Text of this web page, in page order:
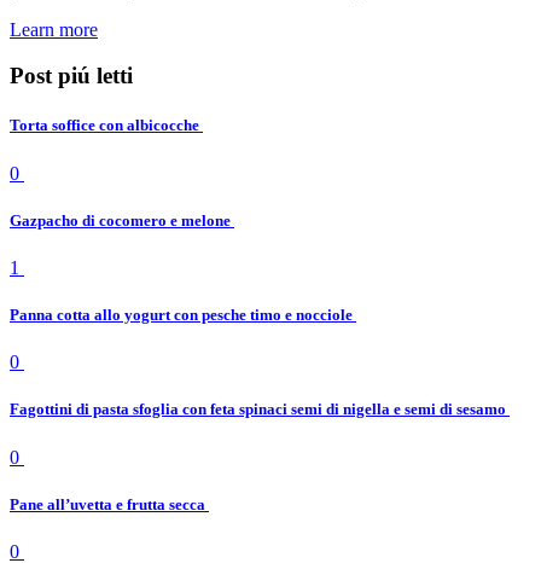
Learn more
Post piú letti
Torta soffice con albicocche
0
Gazpacho di cocomero e melone
1
Panna cotta allo yogurt con pesche timo e nocciole
0
Fagottini di pasta sfoglia con feta spinaci semi di nigella e semi di sesamo
0
Pane all’uvetta e frutta secca
0